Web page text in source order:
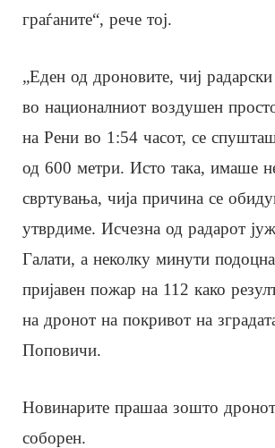
граѓаните“, рече тој.
„Еден од дроновите, чиј радарски
во националниот воздушен
на Рени во 1:54 часот, се
од 600 метри. Исто така, имаше
свртувања, чија причина се
утврдиме. Исчезна од радарот
Галати, а неколку минути
пријавен пожар на 112 како
на дронот на покривот на
Поповичи.
Новинарите прашаа зошто
соборен.